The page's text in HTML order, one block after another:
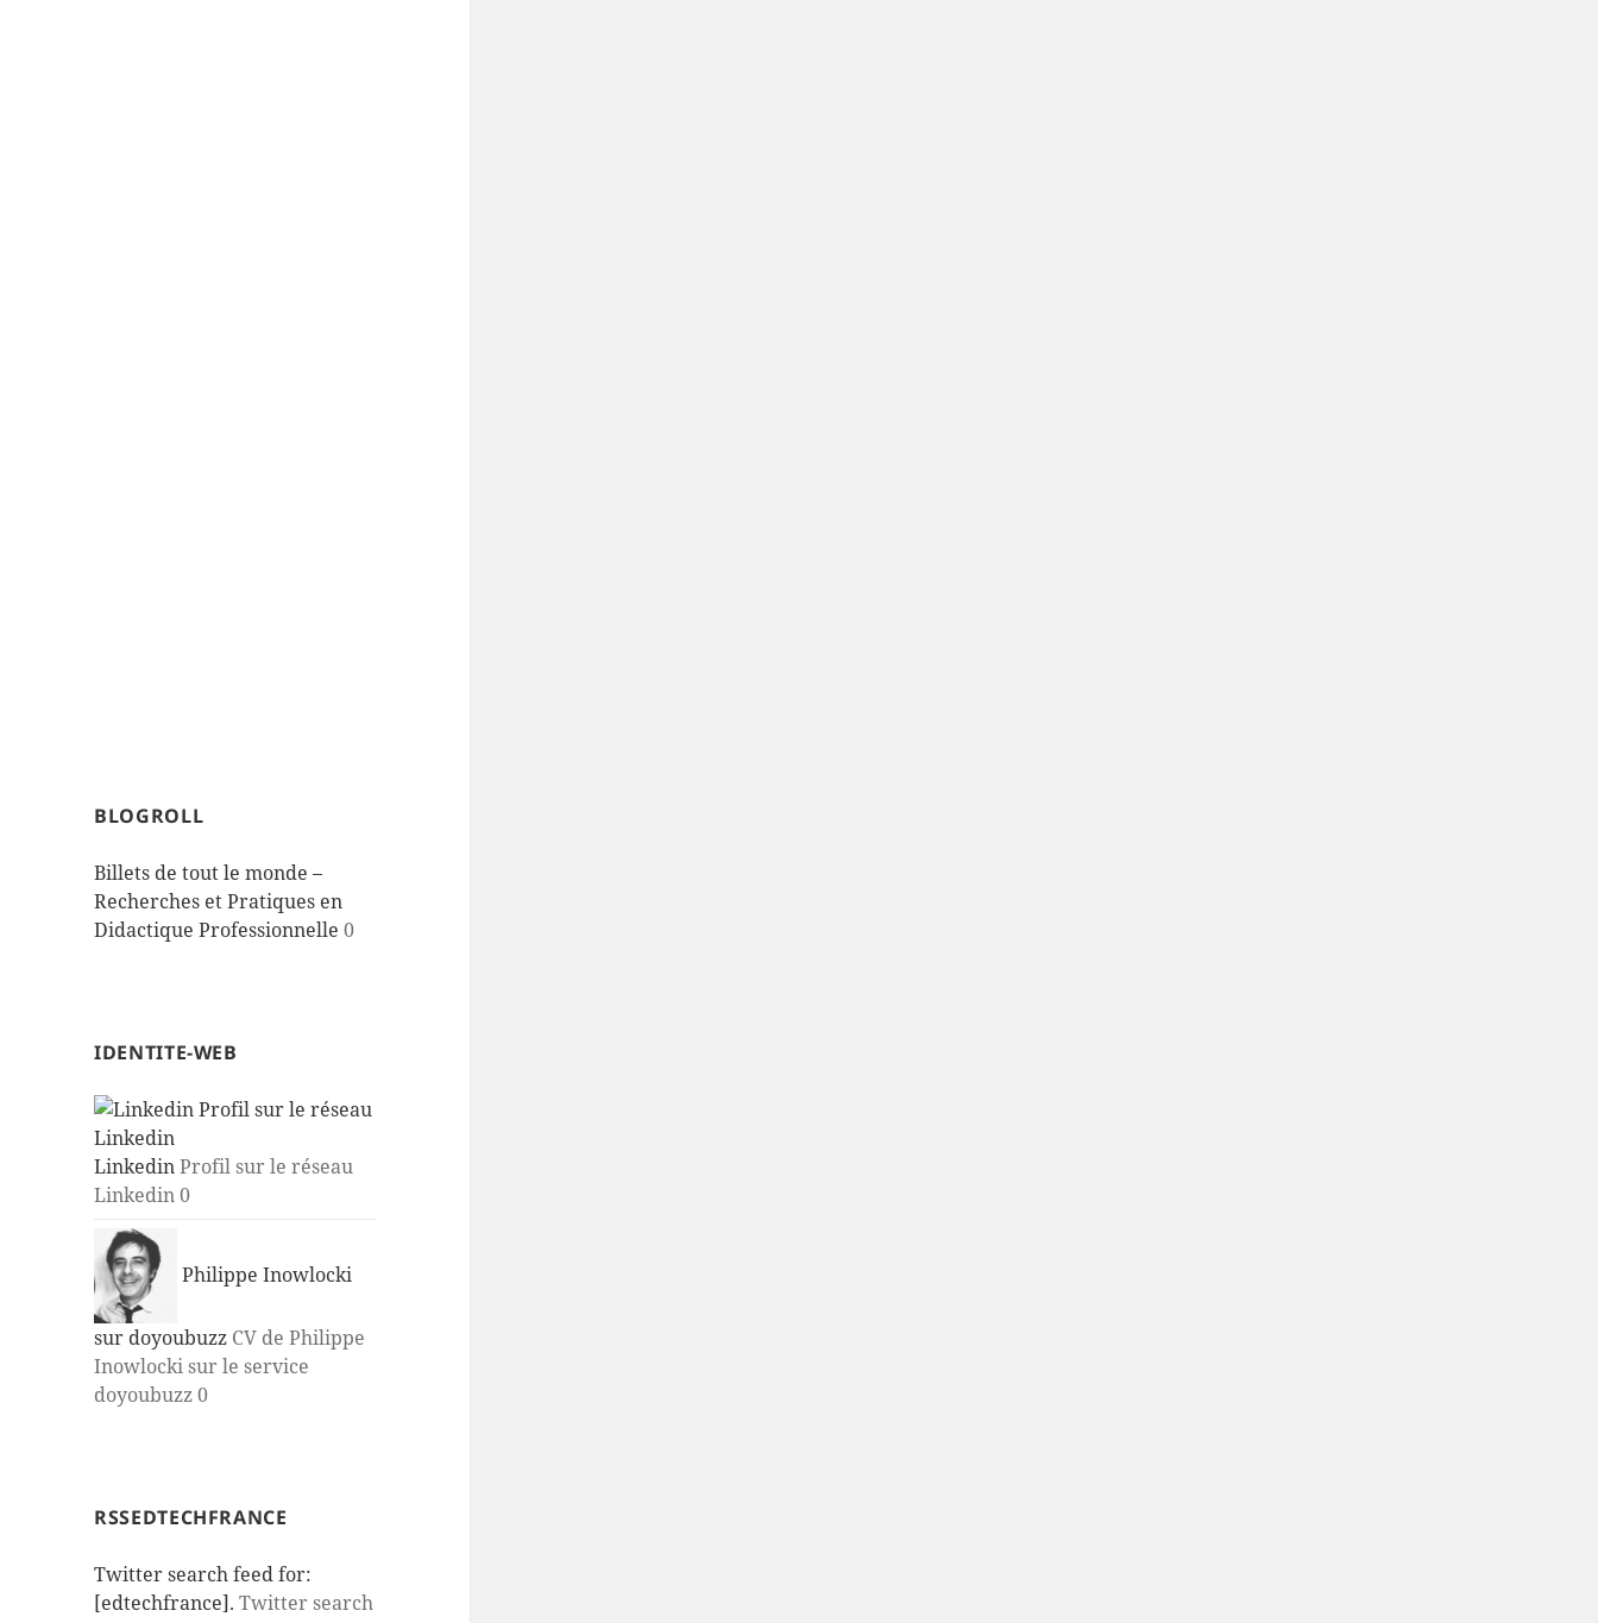
BLOGROLL
Billets de tout le monde –
Recherches et Pratiques en
Didactique Professionnelle 0
IDENTITE-WEB
LinkedinProfil sur le réseau
Linkedin 0
Philippe Inowlocki
sur doyoubuzz CV de Philippe
Inowlocki sur le service
doyoubuzz 0
RSSEDTECHFRANCE
Twitter search feed for:
[edtechfrance]. Twitter search